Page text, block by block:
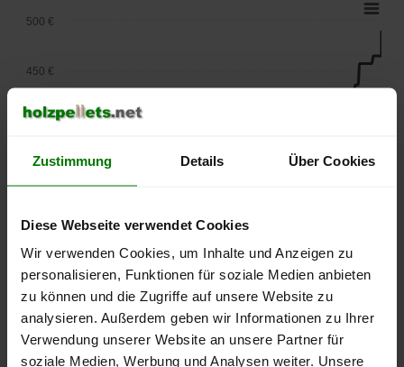
Zustimmung Details Über Cookies
Diese Webseite verwendet Cookies
Wir verwenden Cookies, um Inhalte und Anzeigen zu
personalisieren, Funktionen für soziale Medien anbieten
zu können und die Zugriffe auf unsere Website zu
analysieren. Außerdem geben wir Informationen zu Ihrer
Verwendung unserer Website an unsere Partner für
soziale Medien, Werbung und Analysen weiter. Unsere
lose Ware Sackware
September
2025
Januar
2026
Mai
2026
250 €
300 €
400 €
450 €
500 €
Die aktuelle Preisentwicklung für Holzpellets in Deutschland